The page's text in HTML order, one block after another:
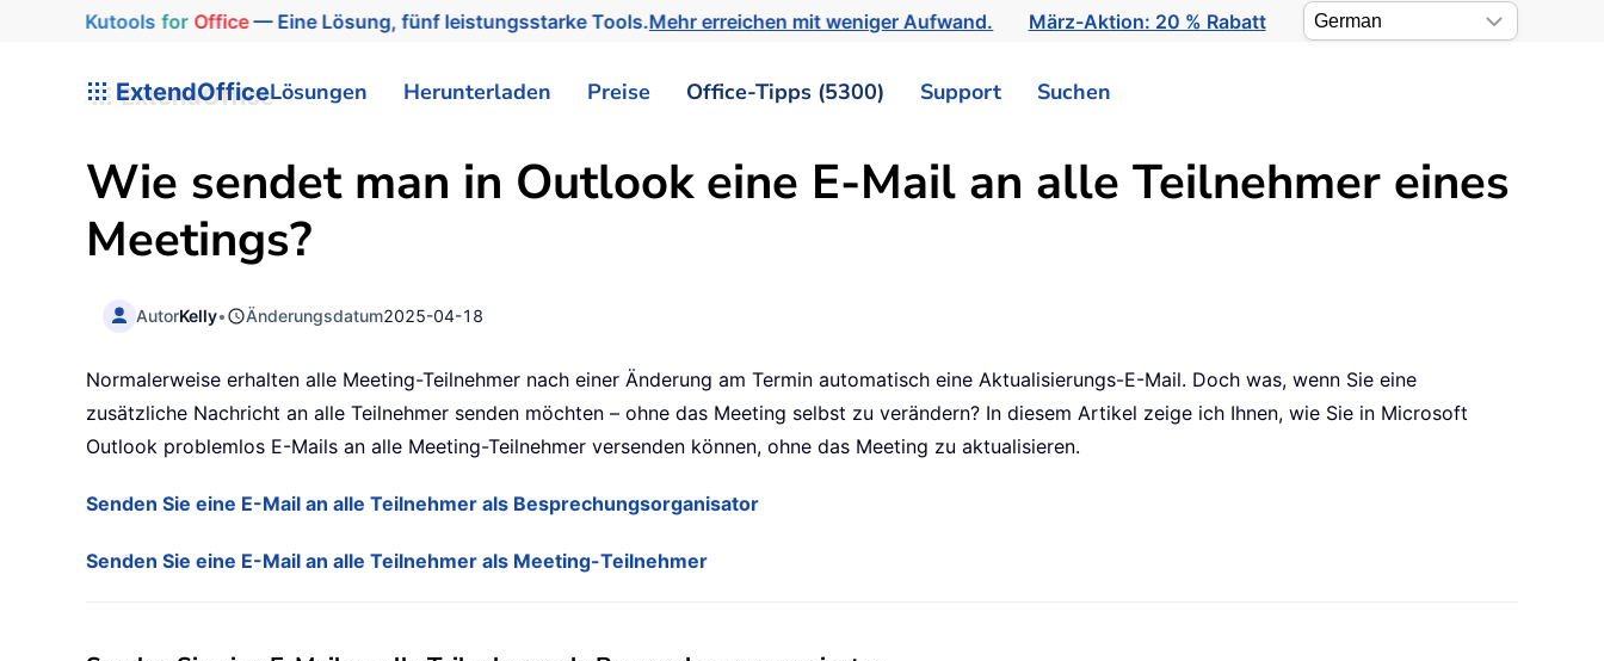
Kutools for Office— Eine Lösung, fünf leistungsstarke Tools.Mehr erreichen mit weniger Aufwand. März-Aktion: 20 % Rabatt
ExtendOfficeLösungen Herunterladen Preise Office-Tipps (5300) Support Suchen
Wie sendet man in Outlook eine E-Mail an alle Teilnehmer eines
Meetings?
AutorKelly• Änderungsdatum2025-04-18
Normalerweise erhalten alle Meeting-Teilnehmer nach einer Änderung am Termin automatisch eine Aktualisierungs-E-Mail. Doch was, wenn Sie eine
zusätzliche Nachricht an alle Teilnehmer senden möchten – ohne das Meeting selbst zu verändern? In diesem Artikel zeige ich Ihnen, wie Sie in Microsoft
Outlook problemlos E-Mails an alle Meeting-Teilnehmer versenden können, ohne das Meeting zu aktualisieren.
Senden Sie eine E-Mail an alle Teilnehmer als Besprechungsorganisator
Senden Sie eine E-Mail an alle Teilnehmer als Meeting-Teilnehmer